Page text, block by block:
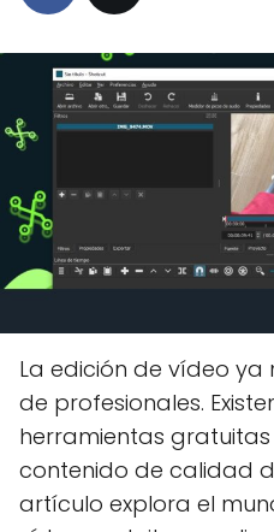
La edición de vídeo ya
de profesionales.
herramientas
contenido de calidad
artículo explora el